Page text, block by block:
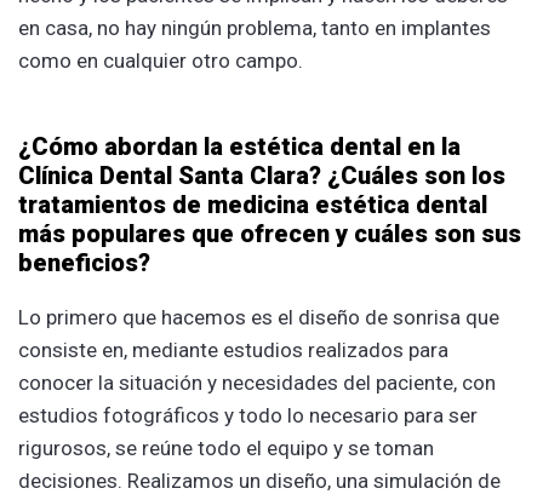
en casa, no hay ningún problema, tanto en implantes
como en cualquier otro campo.
¿Cómo abordan la estética dental en la
Clínica Dental Santa Clara? ¿Cuáles son los
tratamientos de medicina estética dental
más populares que ofrecen y cuáles son sus
beneficios?
Lo primero que hacemos es el diseño de sonrisa que
consiste en, mediante estudios realizados para
conocer la situación y necesidades del paciente, con
estudios fotográficos y todo lo necesario para ser
rigurosos, se reúne todo el equipo y se toman
decisiones. Realizamos un diseño, una simulación de